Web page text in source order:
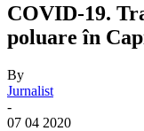
COVID-19.
poluare în
By
Jurnalist
-
07 04 2020